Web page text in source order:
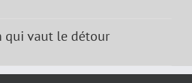
qui vaut le détour